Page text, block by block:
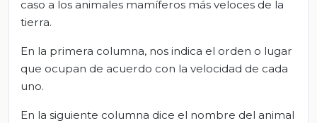
caso a los animales mamíferos más veloces de la
tierra.
En la primera columna, nos indica el orden o lugar
que ocupan de acuerdo con la velocidad de cada
uno.
En la siguiente columna dice el nombre del animal